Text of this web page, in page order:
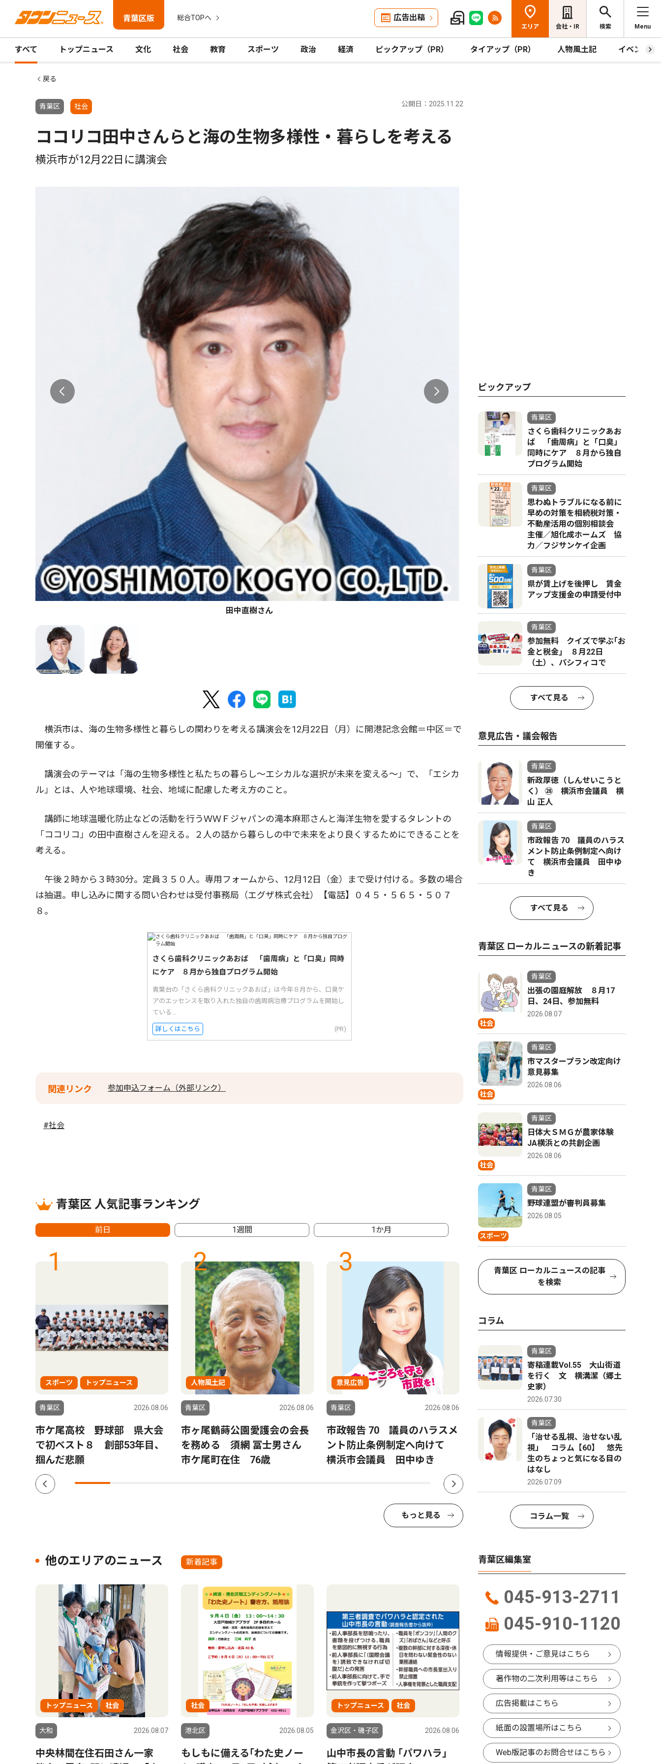
青葉区版 総合TOPへ 広告出稿
エリア 会社・IR 検索 Menu
すべて トップニュース 文化 社会 教育 スポーツ 政治 経済 ピックアップ（PR） タイアップ（PR） 人物風土記 イベント
戻る
青葉区 社会 公開日：2025.11.22
ココリコ田中さんらと海の生物多様性・暮らしを考える
横浜市が12月22日に講演会
田中直樹さん
横浜市は、海の生物多様性と暮らしの関わりを考える講演会を12月22日（月）に開港記念会館＝中区＝で
開催する。
講演会のテーマは「海の生物多様性と私たちの暮らし〜エシカルな選択が未来を変える〜」で、「エシカ
ル」とは、人や地球環境、社会、地域に配慮した考え方のこと。
講師に地球温暖化防止などの活動を行うＷＷＦジャパンの滝本麻耶さんと海洋生物を愛するタレントの
「ココリコ」の田中直樹さんを迎える。２人の話から暮らしの中で未来をより良くするためにできることを
考える。
午後２時から３時30分。定員３５０人。専用フォームから、12月12日（金）まで受け付ける。多数の場合
は抽選。申し込みに関する問い合わせは受付事務局（エグザ株式会社）【電話】０４５・５６５・５０７
８。
さくら歯科クリニックあおば 「歯周病」と「口臭」同時
にケア ８月から独自プログラム開始
青葉台の「さくら歯科クリニックあおば」は今年８月から、口臭ケ
アのエッセンスを取り入れた独自の歯周病治療プログラムを開始し
ている...
詳しくはこちら (PR)
関連リンク 参加申込フォーム（外部リンク）
#社会
青葉区 人気記事ランキング
前日 1週間 1か月
1
スポーツ トップニュース
青葉区 2026.08.06
市ケ尾高校 野球部 県大会
で初ベスト８ 創部53年目、
掴んだ悲願
2
人物風土記
青葉区 2026.08.06
市ヶ尾鶴蒔公園愛護会の会長
を務める 須網 冨士男さん
市ケ尾町在住 76歳
3
意見広告
青葉区 2026.08.06
市政報告 70 議員のハラスメ
ント防止条例制定へ向けて
横浜市会議員 田中ゆき
4
社会
青葉区 2026.08.01
山中市長、パワハラ認定受け
告発職員に直接謝罪 「初め
て人権の意味を理解できた」
青葉区
山中市長
認定 第
公表
もっと見る
他のエリアのニュース 新着記事
トップニュース 社会
大和 2026.08.07
中央林間在住石田さん一家
社会
港北区 2026.08.05
もしもに備える｢わた史ノー
トップニュース 社会
金沢区・磯子区 2026.08.06
山中市長の言動 ｢パワハラ｣
ピックアップ
青葉区
さくら歯科クリニックあお
ば 「歯周病」と「口臭」
同時にケア ８月から独自
プログラム開始
青葉区
思わぬトラブルになる前に
早めの対策を相続税対策・
不動産活用の個別相談会
主催／旭化成ホームズ 協
力／フジサンケイ企画
青葉区
県が賃上げを後押し 賃金
アップ支援金の申請受付中
青葉区
参加無料 クイズで学ぶ｢お
金と税金｣ ８月22日
（土）、パシフィコで
すべて見る
意見広告・議会報告
青葉区
新政厚徳（しんせいこうと
く） ㉘ 横浜市会議員 横
山 正人
青葉区
市政報告 70 議員のハラス
メント防止条例制定へ向け
て 横浜市会議員 田中ゆ
き
すべて見る
青葉区 ローカルニュースの新着記事
社会
青葉区
出張の園庭解放 ８月17
日、24日、参加無料
2026.08.07
社会
青葉区
市マスタープラン改定向け
意見募集
2026.08.06
社会
青葉区
日体大ＳＭＧが農家体験
JA横浜との共創企画
2026.08.06
スポーツ
青葉区
野球連盟が審判員募集
2026.08.05
青葉区 ローカルニュースの記事
を検索
コラム
青葉区
寄稿連載Vol.55 大山街道
を行く 文 横溝潔（郷土
史家）
2026.07.30
青葉区
「治せる乱視、治せない乱
視」 コラム【60】 悠先
生のちょっと気になる目の
はなし
2026.07.09
コラム一覧
青葉区編集室
045-913-2711
045-910-1120
情報提供・ご意見はこちら
著作物の二次利用等はこちら
広告掲載はこちら
紙面の設置場所はこちら
Web版記事のお問合せはこちら